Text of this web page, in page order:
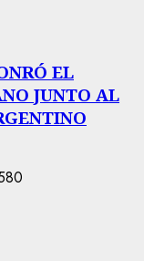
EL
JUNTO AL